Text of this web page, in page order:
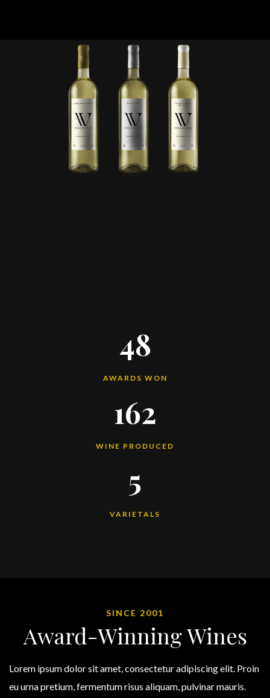
48
AWARDS WON
162
WINE PRODUCED
5
VARIETALS
SINCE 2001
Award-Winning Wines
Lorem ipsum dolor sit amet, consectetur adipiscing elit. Proin
eu urna pretium, fermentum risus aliquam, pulvinar mauris.